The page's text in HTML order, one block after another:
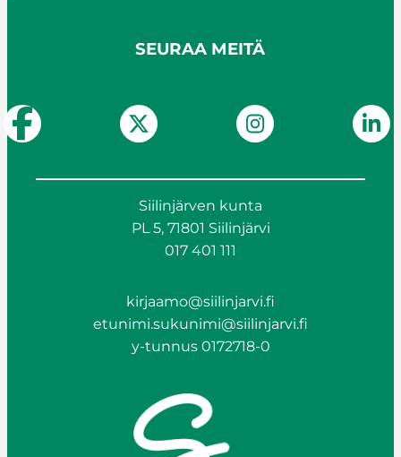
SEURAA MEITÄ
Siilinjärven kunta
PL 5, 71801 Siilinjärvi
017 401 111
kirjaamo@siilinjarvi.fi
etunimi.sukunimi@siilinjarvi.fi
y-tunnus 0172718-0